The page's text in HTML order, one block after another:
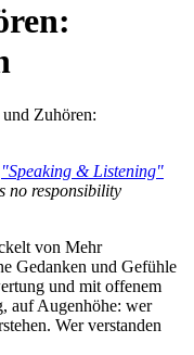
"Speaking & Listening"
no responsibility
von Mehr
Gedanken und Gefühle
und mit offenem
auf Augenhöhe: wer
Wer verstanden